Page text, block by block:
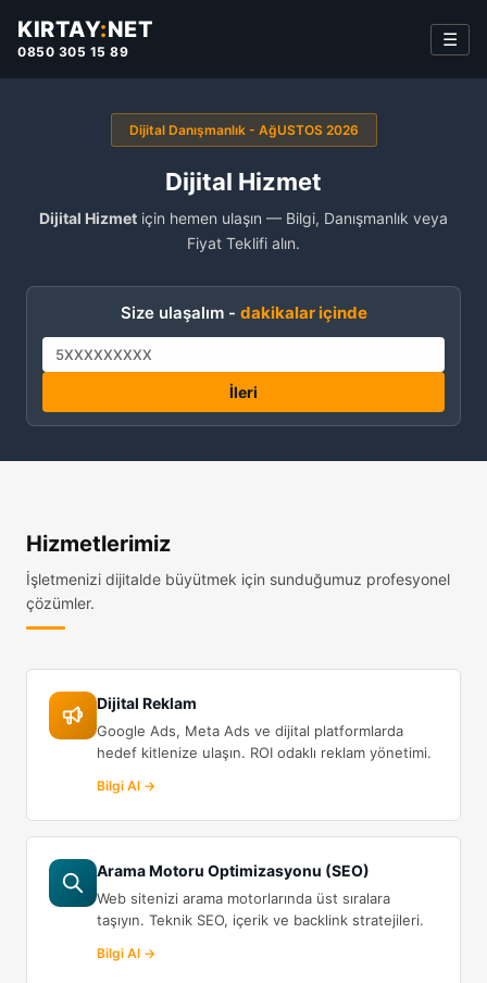
KIRTAY:NET
0850 305 15 89
☰
Dijital Danışmanlık - AğUSTOS 2026
Dijital Hizmet
Dijital Hizmet için hemen ulaşın — Bilgi, Danışmanlık veya
Fiyat Teklifi alın.
Size ulaşalım - dakikalar içinde
İleri
Hizmetlerimiz
İşletmenizi dijitalde büyütmek için sunduğumuz profesyonel
çözümler.
Dijital Reklam
Google Ads, Meta Ads ve dijital platformlarda
hedef kitlenize ulaşın. ROI odaklı reklam yönetimi.
Bilgi Al →
Arama Motoru Optimizasyonu (SEO)
Web sitenizi arama motorlarında üst sıralara
taşıyın. Teknik SEO, içerik ve backlink stratejileri.
Bilgi Al →